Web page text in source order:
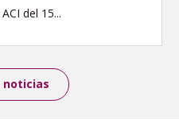
del 15...
noticias